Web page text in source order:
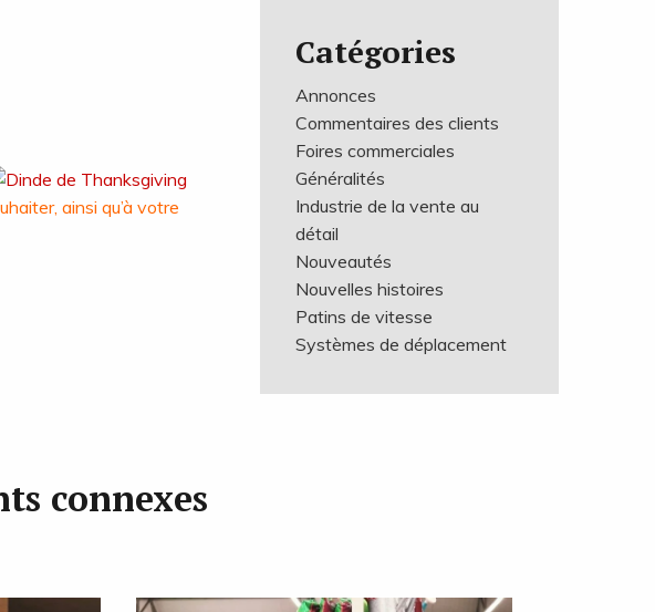
ainsi qu’à votre
Catégories
Annonces
Commentaires des clients
Foires commerciales
Généralités
Industrie de la vente au
détail
Nouveautés
Nouvelles histoires
Patins de vitesse
Systèmes de déplacement
connexes